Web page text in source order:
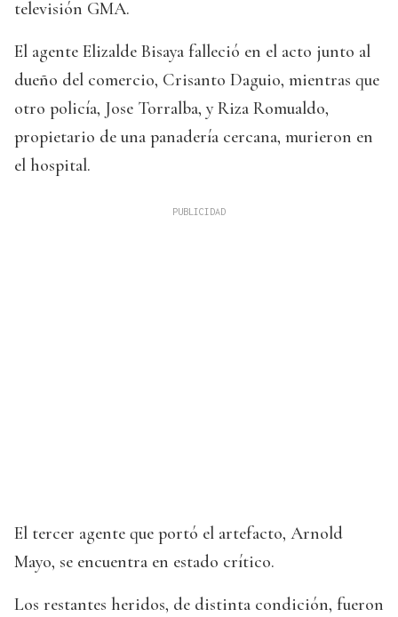
televisión GMA.
El agente Elizalde Bisaya falleció en el acto junto al
dueño del comercio, Crisanto Daguio, mientras que
otro policía, Jose Torralba, y Riza Romualdo,
propietario de una panadería cercana, murieron en
el hospital.
El tercer agente que portó el artefacto, Arnold
Mayo, se encuentra en estado crítico.
Los restantes heridos, de distinta condición, fueron